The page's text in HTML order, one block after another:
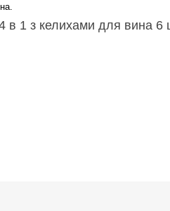
в 1 з келихами для вина 6